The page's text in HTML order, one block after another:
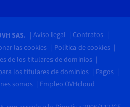
SAS. Aviso legal
Contratos
las cookies
Política de cookies
de los titulares de dominios
los titulares de dominios
Pagos
somos Empleo OVHcloud